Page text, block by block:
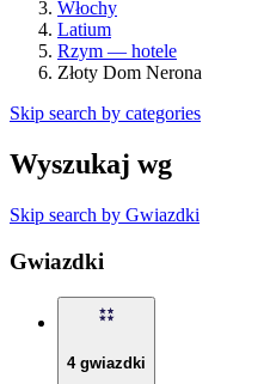
Włochy
Latium
Rzym — hotele
Złoty Dom Nerona
Skip search by categories
Wyszukaj wg
Skip search by Gwiazdki
Gwiazdki
4 gwiazdki